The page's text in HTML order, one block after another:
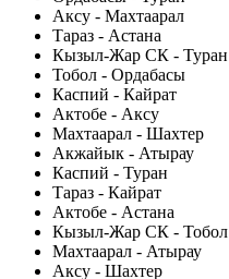
Аксу - Махтаарал
Тараз - Астана
Кызыл-Жар СК - Туран
Тобол - Ордабасы
Каспий - Кайрат
Актобе - Аксу
Махтаарал - Шахтер
Акжайык - Атырау
Каспий - Туран
Тараз - Кайрат
Актобе - Астана
Кызыл-Жар СК - Тобол
Махтаарал - Атырау
Аксу - Шахтер